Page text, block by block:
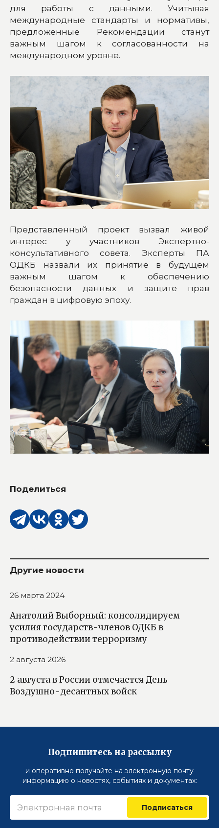
для работы с данными. Учитывая
международные стандарты и нормативы,
предложенные Рекомендации станут
важным шагом к согласованности на
международном уровне.
Представленный проект вызвал живой
интерес у участников Экспертно-
консультативного совета. Эксперты ПА
ОДКБ назвали их принятие в будущем
важным шагом к обеспечению
безопасности данных и защите прав
граждан в цифровую эпоху.
Поделиться
Другие новости
26 марта 2024
Анатолий Выборный: консолидируем
усилия государств-членов ОДКБ в
противодействии терроризму
2 августа 2026
2 августа в России отмечается День
Воздушно-десантных войск
Подпишитесь на рассылку
и оперативно получайте на электронную почту
информацию о новостях, событиях и документах:
Подписаться